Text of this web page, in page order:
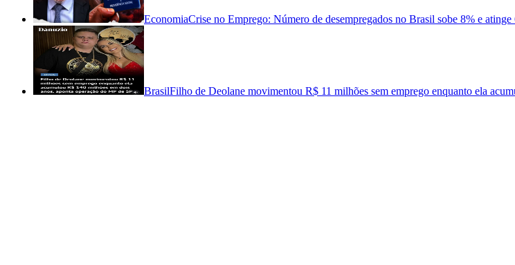
EconomiaCrise no Emprego: Número de desempregados no Brasil sobe 8% e atinge
BrasilFilho de Deolane movimentou R$ 11 milhões sem emprego enquanto ela